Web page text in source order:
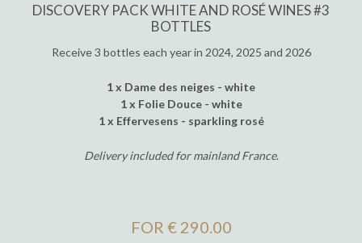
DISCOVERY PACK WHITE AND ROSÉ WINES #3
BOTTLES
Receive 3 bottles each year in 2024, 2025 and 2026
1 x Dame des neiges - white
1 x Folie Douce - white
1 x Effervesens - sparkling rosé
Delivery included for mainland France.
FOR € 290.00